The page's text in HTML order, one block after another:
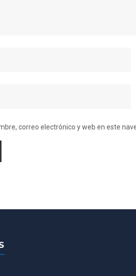
correo electrónico y web en este